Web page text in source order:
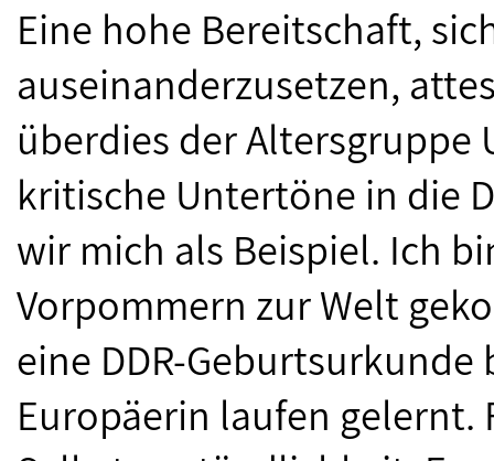
Eine hohe Bereitschaft,
auseinanderzusetzen,
überdies der Altersgruppe
kritische Untertöne in die
wir mich als Beispiel. Ich
Vorpommern zur Welt
eine DDR-
Europäerin laufen gelernt.